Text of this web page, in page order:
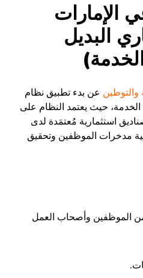
الإمارات
البديل
والتوطين عن بدء تطبيق نظام
الخدمة، حيث يعتمد النظام على
استثمارية مُعتمَدة لدى
مدخرات الموظفين وتحقيق
الموظفين وأصحاب العمل